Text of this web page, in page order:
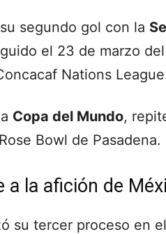
segundo gol con la
el 23 de marzo
Nations
Copa del Mundo,
Bowl de Pasadena.
a la afición de
su tercer proceso en